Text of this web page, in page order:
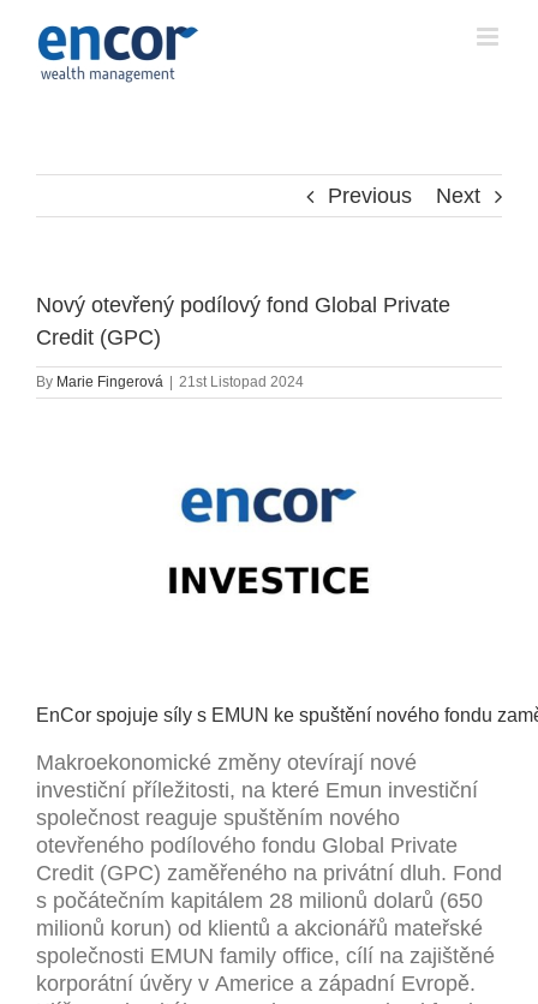
content
Previous Next
Nový otevřený podílový fond Global Private
Credit (GPC)
By Marie Fingerová 21st Listopad 2024
EnCor spojuje síly s EMUN ke spuštění nového fondu
Makroekonomické změny otevírají nové
investiční příležitosti, na které Emun investiční
společnost reaguje spuštěním nového
otevřeného podílového fondu Global Private
Credit (GPC) zaměřeného na privátní dluh. Fond
s počátečním kapitálem 28 milionů dolarů (650
milionů korun) od klientů a akcionářů mateřské
společnosti EMUN family office, cílí na zajištěné
korporátní úvěry v Americe a západní Evropě.